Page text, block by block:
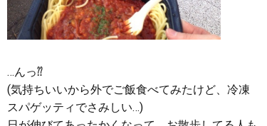
…んっ⁇
(気持ちいいから外でご飯食べてみたけど、冷凍
スパゲッティでさみしい…)